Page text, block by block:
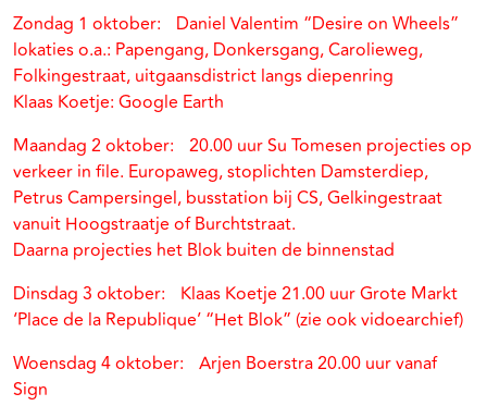
Zondag 1 oktober: Daniel Valentim “Desire on Wheels”
lokaties o.a.: Papengang, Donkersgang, Carolieweg,
Folkingestraat, uitgaansdistrict langs diepenring
Klaas Koetje: Google Earth
Maandag 2 oktober: 20.00 uur Su Tomesen projecties op
verkeer in file. Europaweg, stoplichten Damsterdiep,
Petrus Campersingel, busstation bij CS, Gelkingestraat
vanuit Hoogstraatje of Burchtstraat.
Daarna projecties het Blok buiten de binnenstad
Dinsdag 3 oktober: Klaas Koetje 21.00 uur Grote Markt
‘Place de la Republique’ “Het Blok” (zie ook vidoearchief)
Woensdag 4 oktober: Arjen Boerstra 20.00 uur vanaf
Sign